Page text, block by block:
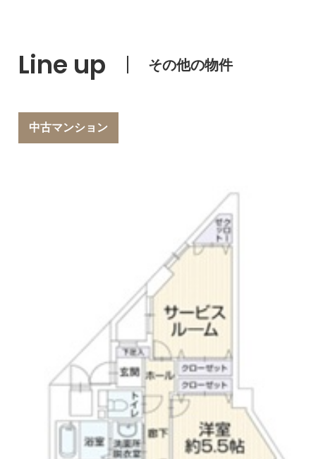
Line up その他の物件
中古マンション